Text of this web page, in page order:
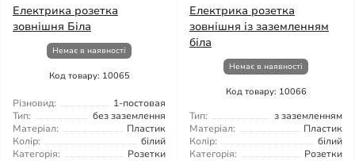
Електрика розетка
зовнішня Біла
Немає в наявності
Код товару: 10065
Різновид:
1-постовая
Тип:
без заземлення
Матеріал:
Пластик
Колір:
білий
Категорія:
Розетки
Електрика розетка
зовнішня із заземленням
біла
Немає в наявності
Код товару: 10066
Тип:
з заземленням
Матеріал:
Пластик
Колір:
білий
Категорія:
Розетки